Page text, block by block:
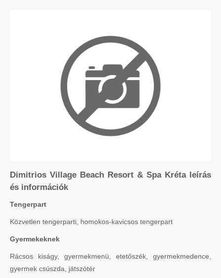
Dimitrios Village Beach Resort & Spa Kréta leírás
és információk
Tengerpart
Közvetlen tengerparti, homokos-kavicsos tengerpart
Gyermekeknek
Rácsos kiságy, gyermekmenü, etetőszék, gyermekmedence,
gyermek csúszda, játszótér